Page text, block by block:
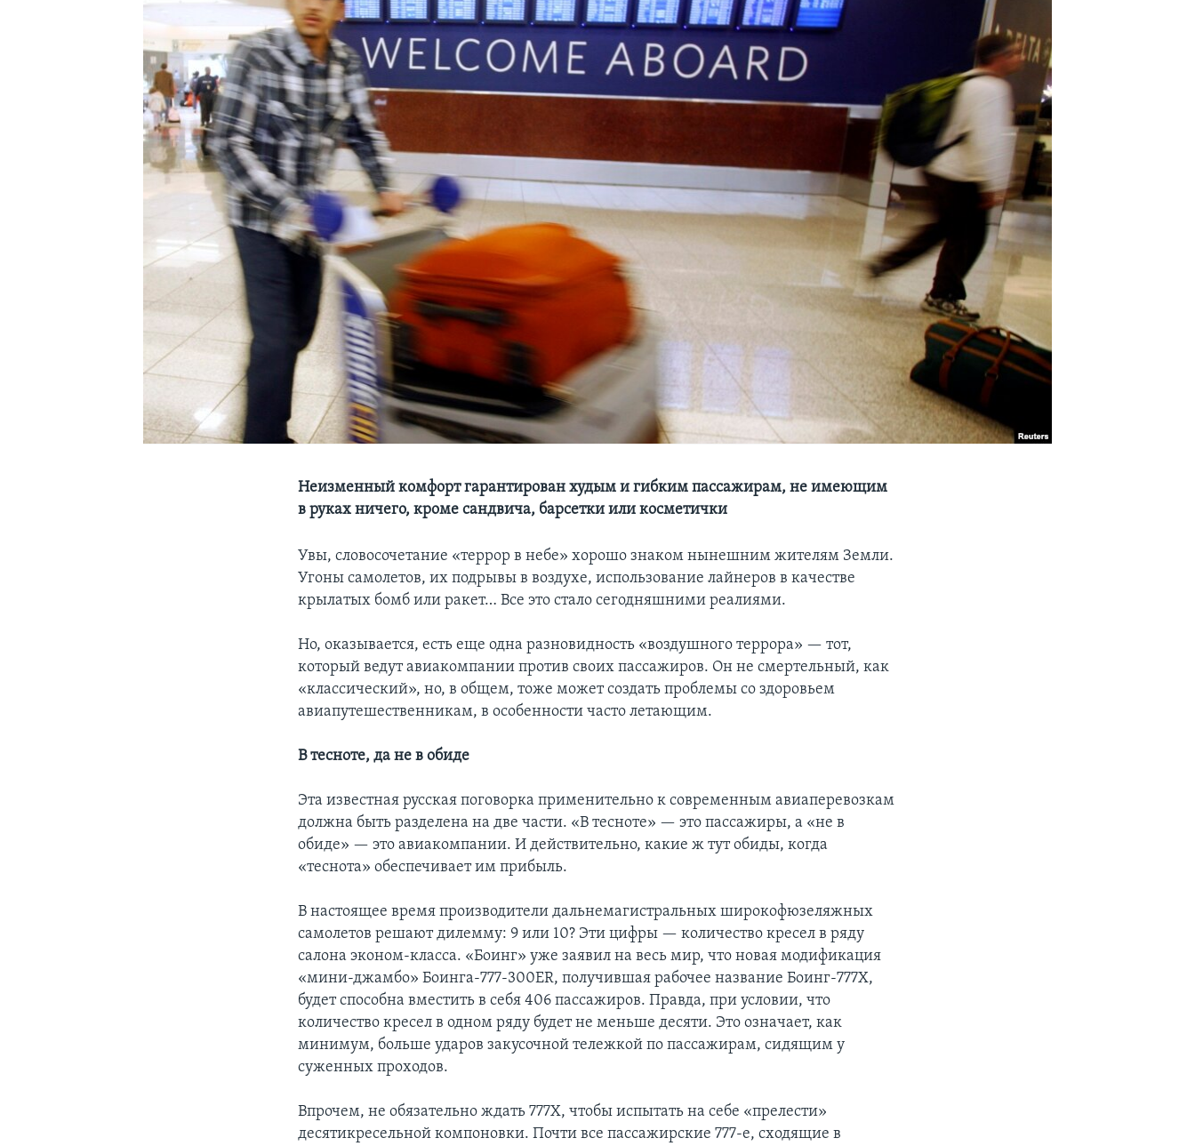
Неизменный комфорт гарантирован худым и гибким пассажирам, не имеющим
в руках ничего, кроме сандвича, барсетки или косметички
Увы, словосочетание «террор в небе» хорошо знаком нынешним жителям Земли.
Угоны самолетов, их подрывы в воздухе, использование лайнеров в качестве
крылатых бомб или ракет… Все это стало сегодняшними реалиями.
Но, оказывается, есть еще одна разновидность «воздушного террора» — тот,
который ведут авиакомпании против своих пассажиров. Он не смертельный, как
«классический», но, в общем, тоже может создать проблемы со здоровьем
авиапутешественникам, в особенности часто летающим.
В тесноте, да не в обиде
Эта известная русская поговорка применительно к современным авиаперевозкам
должна быть разделена на две части. «В тесноте» — это пассажиры, а «не в
обиде» — это авиакомпании. И действительно, какие ж тут обиды, когда
«теснота» обеспечивает им прибыль.
В настоящее время производители дальнемагистральных широкофюзеляжных
самолетов решают дилемму: 9 или 10? Эти цифры — количество кресел в ряду
салона эконом-класса. «Боинг» уже заявил на весь мир, что новая модификация
«мини-джамбо» Боинга-777-300ER, получившая рабочее название Боинг-777Х,
будет способна вместить в себя 406 пассажиров. Правда, при условии, что
количество кресел в одном ряду будет не меньше десяти. Это означает, как
минимум, больше ударов закусочной тележкой по пассажирам, сидящим у
суженных проходов.
Впрочем, не обязательно ждать 777Х, чтобы испытать на себе «прелести»
десятикресельной компоновки. Почти все пассажирские 777-е, сходящие в